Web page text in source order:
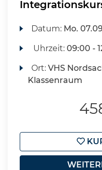
Datum: Mo.
Uhrzeit:09:00 -
Ort:VHS
Klassenraum